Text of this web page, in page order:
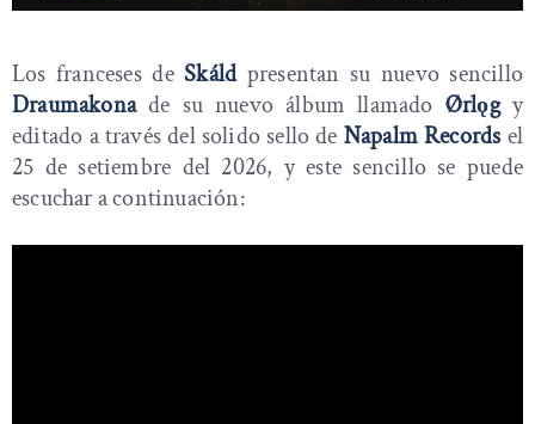
Los franceses deSkáldpresentan su nuevo sencillo
Draumakonade su nuevo álbum llamado Ørlǫgy
editado a través del solido sello de Napalm Recordsel
25 de setiembre del 2026, y este sencillo se puede
escuchar a continuación: